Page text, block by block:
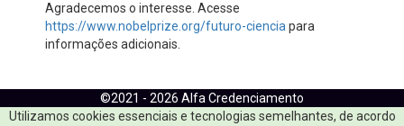
Agradecemos o interesse. Acesse
https://www.nobelprize.org/futuro-cienciapara
informações adicionais.
©2021 - 2026 Alfa Credenciamento
Utilizamos cookies essenciais e tecnologias semelhantes, de acordo